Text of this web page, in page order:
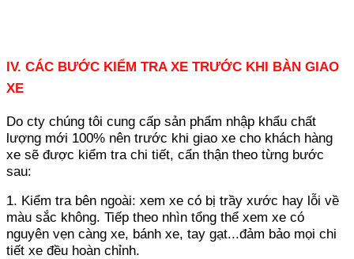
IV. CÁC BƯỚC KIỂM TRA XE TRƯỚC KHI BÀN GIAO
XE
Do cty chúng tôi cung cấp sản phẩm nhập khẩu chất
lượng mới 100% nên trước khi giao xe cho khách hàng
xe sẽ được kiểm tra chi tiết, cẩn thận theo từng bước
sau:
1. Kiểm tra bên ngoài: xem xe có bị trầy xước hay lỗi về
màu sắc không. Tiếp theo nhìn tổng thể xem xe có
nguyên vẹn càng xe, bánh xe, tay gạt...đảm bảo mọi chi
tiết xe đều hoàn chỉnh.